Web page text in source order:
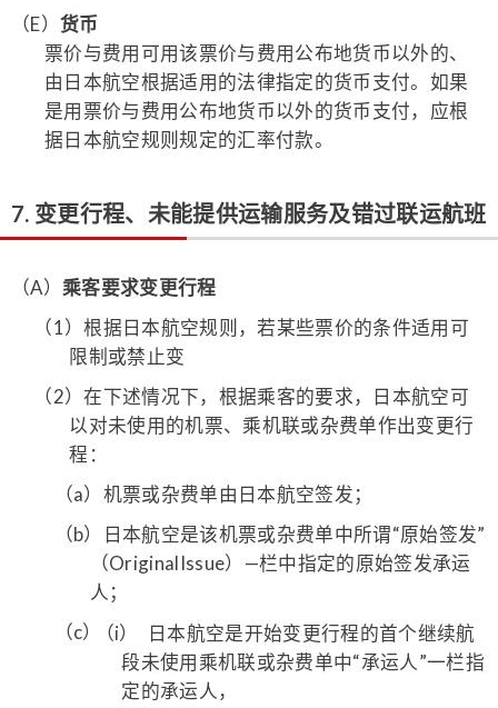
（E）货币
票价与费用可用该票价与费用公布地货币以外的、
由日本航空根据适用的法律指定的货币支付。如果
是用票价与费用公布地货币以外的货币支付，应根
据日本航空规则规定的汇率付款。
7. 变更行程、未能提供运输服务及错过联运航班
（A） 乘客要求变更行程
（1）根据日本航空规则，若某些票价的条件适用可
限制或禁止变
（2）在下述情况下，根据乘客的要求，日本航空可
以对未使用的机票、乘机联或杂费单作出变更行
程：
（a） 机票或杂费单由日本航空签发；
（b）
日本航空是该机票或杂费单中所谓“原始签发”
（OriginalIssue）—栏中指定的原始签发承运
人；
（c）
（i）
日本航空是开始变更行程的首个继续航
段未使用乘机联或杂费单中“承运人”一栏指
定的承运人，